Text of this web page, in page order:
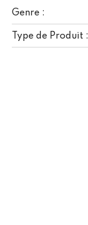
Genre :
Type de Produit :